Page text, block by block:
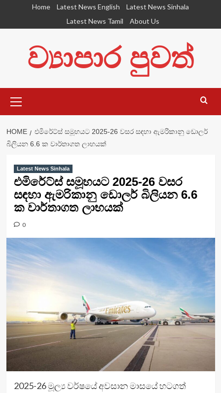
content
Home Latest News English
Latest News Sinhala
Latest News Tamil
About Us
ව්‍යාපාර පුවත්
Menu
HOME
එමිරේට්ස් සමූහයට 2025-26 වසර සඳහා ඇමරිකානු ඩොලර්
බිලියන 6.6 ක වාර්තාගත ලාභයක්
Latest News Sinhala
එමිරේට්ස් සමූහයට 2025-26 වසර
සඳහා ඇමරිකානු ඩොලර් බිලියන 6.6
ක වාර්තාගත ලාභයක්
0
2025-26 මූල්‍ය වර්ෂයේ අවසාන මාසයේ හටගත්